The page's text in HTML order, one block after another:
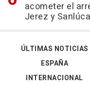
acometer el
Jerez y
ÚLTIMAS NOTICIAS
ESPAÑA
INTERNACIONAL